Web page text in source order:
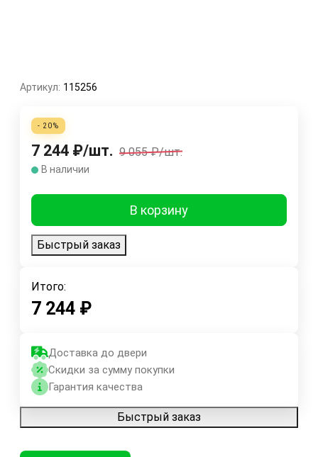
Артикул: 115256
- 20%
7 244 ₽/шт. 9 055 ₽/шт.
В наличии
В корзину
Быстрый заказ
Итого:
7 244 ₽
Доставка до двери
Скидки за сумму покупки
Гарантия качества
Быстрый заказ